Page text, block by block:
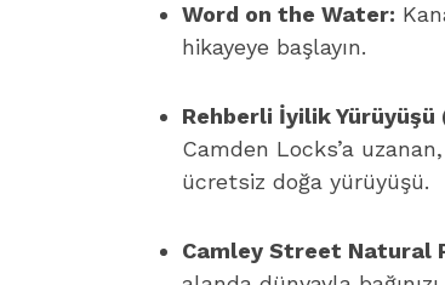
Word on the Water:
hikayeye başlayın.
Rehberli İyilik Yürüyüşü
Camden Locks’a
ücretsiz doğa yürüyüşü.
Camley Street Natural